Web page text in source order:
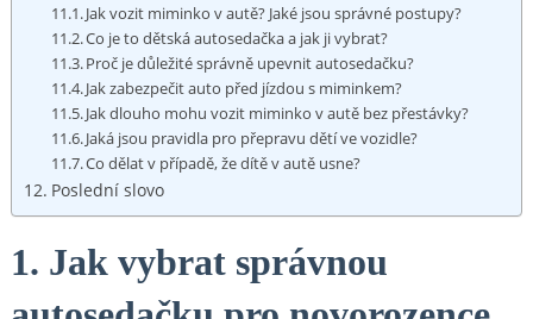
Jak vozit miminko v autě? Jaké jsou správné postupy?
Co je to dětská autosedačka a jak ji vybrat?
Proč je důležité správně upevnit autosedačku?
Jak zabezpečit auto před jízdou s miminkem?
Jak dlouho mohu vozit miminko v autě bez přestávky?
Jaká jsou pravidla pro přepravu dětí ve vozidle?
Co dělat v případě, že dítě v autě usne?
Poslední slovo
1. Jak vybrat správnou